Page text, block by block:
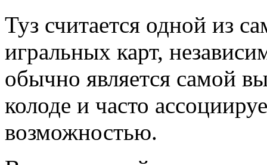
Туз считается одной из
игральных карт,
обычно является самой
колоде и часто
возможностью.